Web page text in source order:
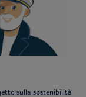
sulla sostenibilità